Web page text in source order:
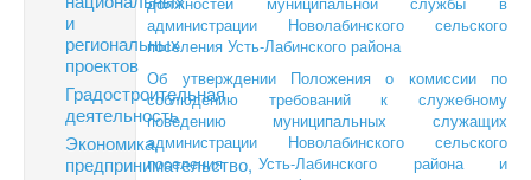
и
региональных
проектов
Градостроительная
деятельность
Экономика,
предпринимательство,
администрации Новолабинского сельского
поселения Усть-Лабинского района
Об утверждении Положения о комиссии по
соблюдению требований к служебному
поведению муниципальных служащих
администрации Новолабинского сельского
поселения Усть-Лабинского района и